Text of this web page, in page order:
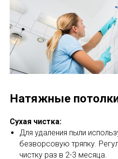
Натяжные
Сухая чистка:
Для удаления пыли
безворсовую тряпку.
чистку раз в 2-3 месяца.